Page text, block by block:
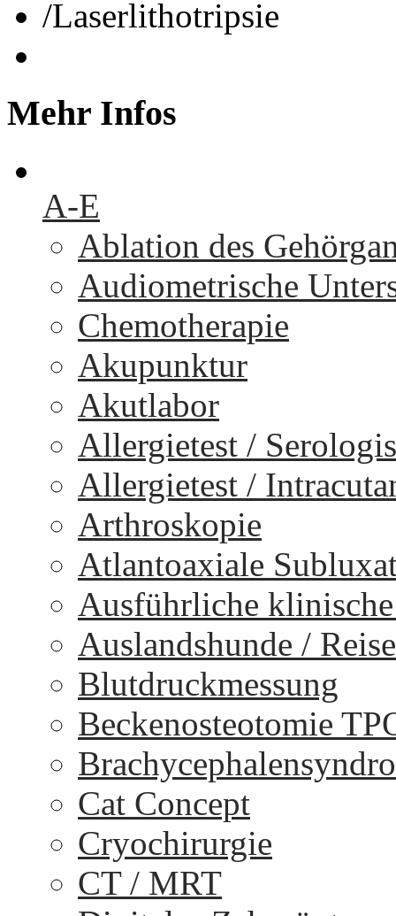
/Laserlithotripsie
Mehr Infos
A-E
Ablation des
Audiometrische
Chemotherapie
Akupunktur
Akutlabor
Allergietest /
Allergietest /
Arthroskopie
Atlantoaxiale
Ausführliche
Auslandshunde /
Blutdruckmessung
Beckenosteotomie
Cat Concept
Cryochirurgie
CT / MRT